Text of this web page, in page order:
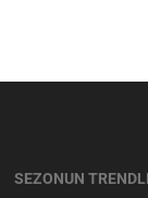
SEZONUN